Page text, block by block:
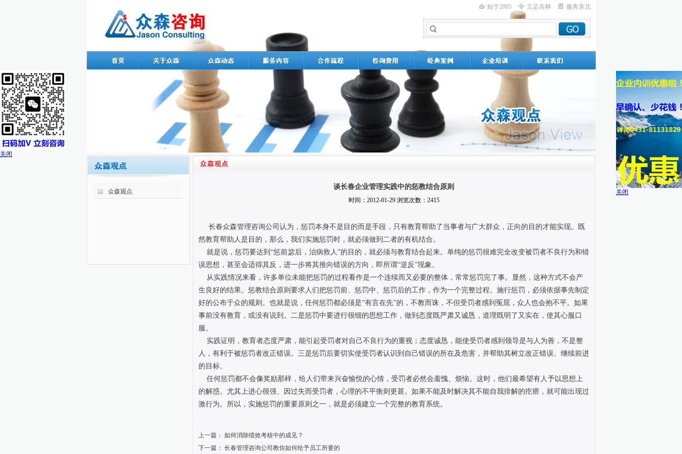
始于2005 立足吉林 服务东北
众森观点
谈长春企业管理实践中的惩教结合原则
时间：2012-01-29 浏览次数：2415
长春众森管理咨询公司认为，惩罚本身不是目的而是手段，只有教育帮助了当事者与广大群众，正向的目的才能实现。既
然教育帮助人是目的，那么，我们实施惩罚时，就必须做到二者的有机结合。
就是说，惩罚要达到“惩前毖后，治病救人”的目的，就必须与教育结合起来。单纯的惩罚很难完全改变被罚者不良行为和错
误思想，甚至会适得其反，进一步将其推向错误的方向，即所谓“逆反”现象。
从实践情况来看，许多单位未能把惩罚的过程看作是一个连续而又必要的整体，常常惩罚完了事。显然，这种方式不会产
生良好的结果。惩教结合原则要求人们把惩罚前、惩罚中、惩罚后的工作，作为一个完整过程。施行惩罚，必须依据事先制定
好的公布于众的规则。也就是说，任何惩罚都必须是“有言在先”的，不教而诛，不但受罚者感到冤屈，众人也会抱不平。如果
事前没有教育，或没有说到。二是惩罚中要进行很细的思想工作，做到态度既严肃又诚恳，道理既明了又实在，使其心服口
服。
实践证明，教育者态度严肃，能引起受罚者对自己不良行为的重视；态度诚恳，能使受罚者感到领导是与人为善，不是整
人，有利于被惩罚者改正错误。三是惩罚后要切实使受罚者认识到自己错误的所在及危害，并帮助其树立改正错误、继续前进
的目标。
任何惩罚都不会像奖励那样，给人们带来兴奋愉悦的心情，受罚者必然会羞愧、烦恼。这时，他们最希望有人予以思想上
的解惑。尤其上进心很强、因过失而受罚者，心理的不平衡则更甚。如果不能及时解决其不能自我排解的疙瘩，就可能出现过
激行为。所以，实施惩罚的重要原则之一，就是必须建立一个完整的教育系统。
上一篇： 如何消除绩效考核中的成见？
下一篇： 长春管理咨询公司教你如何给予员工所要的
关闭
关闭